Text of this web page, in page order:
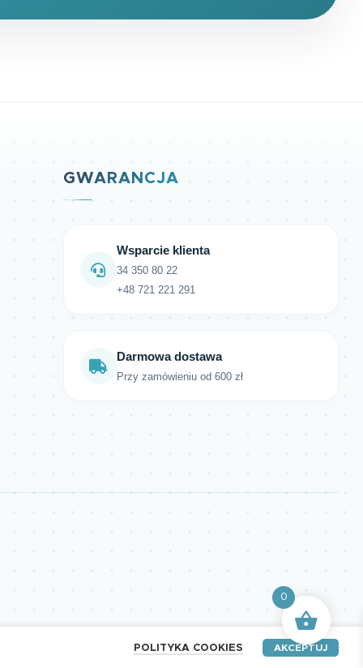
GWARANCJA
Wsparcie klienta
34 350 80 22
+48 721 221 291
Darmowa dostawa
Przy zamówieniu od 600 zł
POLITYKA COOKIES AKCEPTUJ
0